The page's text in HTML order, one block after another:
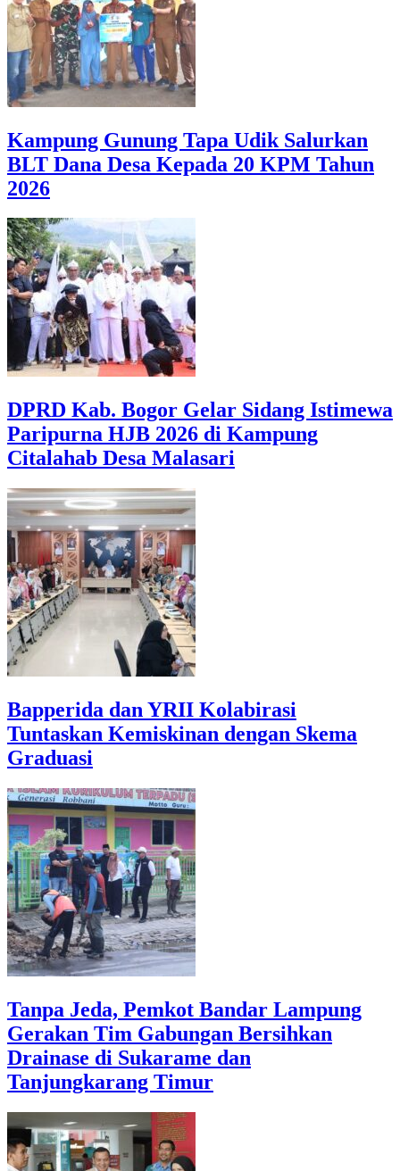
Kampung Gunung Tapa Udik Salurkan
BLT Dana Desa Kepada 20 KPM Tahun
2026
DPRD Kab. Bogor Gelar Sidang Istimewa
Paripurna HJB 2026 di Kampung
Citalahab Desa Malasari
Bapperida dan YRII Kolabirasi
Tuntaskan Kemiskinan dengan Skema
Graduasi
Tanpa Jeda, Pemkot Bandar Lampung
Gerakan Tim Gabungan Bersihkan
Drainase di Sukarame dan
Tanjungkarang Timur